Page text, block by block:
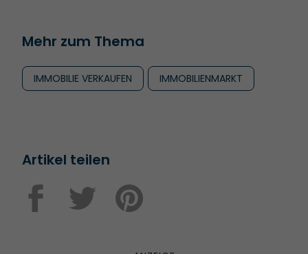
Mehr zum Thema
IMMOBILIE VERKAUFEN IMMOBILIENMARKT
Artikel teilen